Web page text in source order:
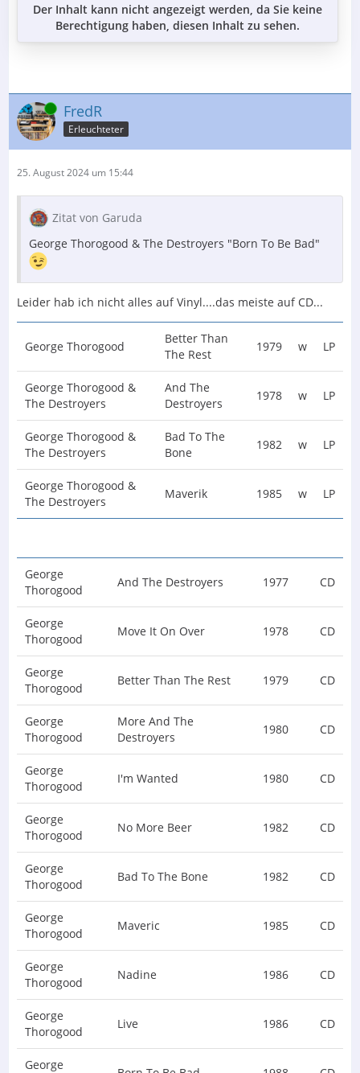
Der Inhalt kann nicht angezeigt werden, da Sie keine
Berechtigung haben, diesen Inhalt zu sehen.
Online FredR
Erleuchteter
25. August 2024 um 15:44
Zitat von Garuda
George Thorogood & The Destroyers "Born To Be Bad"
Leider hab ich nicht alles auf Vinyl....das meiste auf CD...
George Thorogood
Better Than
The Rest
1979 w LP
George Thorogood &
The Destroyers
And The
Destroyers
1978 w LP
George Thorogood &
The Destroyers
Bad To The
Bone
1982 w LP
George Thorogood &
The Destroyers
Maverik 1985 w LP
George
Thorogood
And The Destroyers 1977 CD
George
Thorogood
Move It On Over 1978 CD
George
Thorogood
Better Than The Rest 1979 CD
George
Thorogood
More And The
Destroyers
1980 CD
George
Thorogood
I'm Wanted 1980 CD
George
Thorogood
No More Beer 1982 CD
George
Thorogood
Bad To The Bone 1982 CD
George
Thorogood
Maveric 1985 CD
George
Thorogood
Nadine 1986 CD
George
Thorogood
Live 1986 CD
George